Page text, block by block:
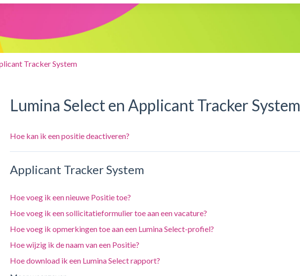
is leeg.
Tracker System
Lumina Select en Applicant Tracker System
Hoe kan ik een positie deactiveren?
Applicant Tracker System
Hoe voeg ik een nieuwe Positie toe?
Hoe voeg ik een sollicitatieformulier toe aan een vacature?
Hoe voeg ik opmerkingen toe aan een Lumina Select-profiel?
Hoe wijzig ik de naam van een Positie?
Hoe download ik een Lumina Select rapport?